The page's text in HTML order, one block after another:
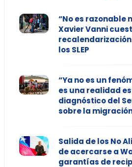
“No es razonable
Xavier Vanni
los SLEP
“Ya no es un
es una realidad
diagnóstico del
sobre la
Salida de los No
de acercarse a
garantías de